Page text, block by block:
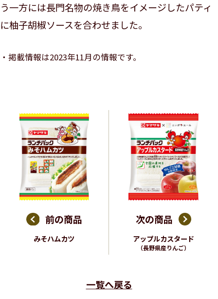
う一方には長門名物の焼き鳥をイメージしたパティ
に柚子胡椒ソースを合わせました。
掲載情報は2023年11月の情報です。
前の商品
みそハムカツ
一覧へ戻る
次の商品
アップルカスタード
（長野県産りんご）